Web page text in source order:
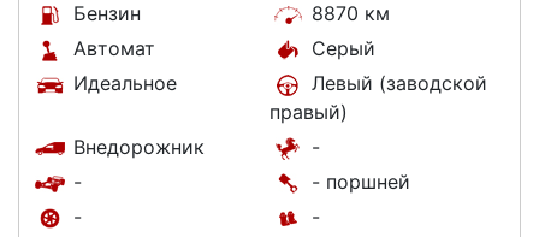
Бензин
8870 км
Автомат
Серый
Идеальное
Левый (заводской
правый)
Внедорожник
-
-
- поршней
-
-